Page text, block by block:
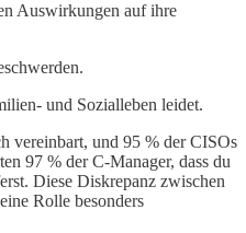
Auswirkungen auf ihre
und Sozialleben leidet.
vereinbart, und 95 % der CISOs
97 % der C-Manager, dass du
Diese Diskrepanz zwischen
Rolle besonders